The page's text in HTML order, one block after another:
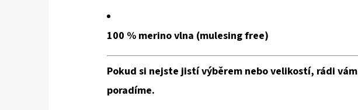
100 % merino vlna (mulesing free)
Pokud si nejste jistí výběrem nebo velikostí, rádi vám
poradíme.